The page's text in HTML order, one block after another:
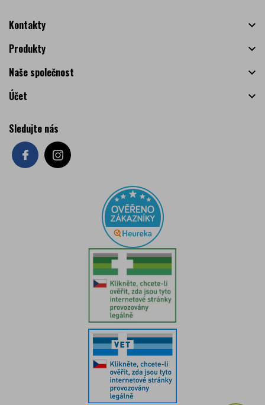
Kontakty

Produkty

Naše společnost

Účet

Sledujte nás